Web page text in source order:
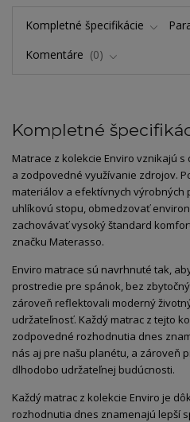
Kompletné špecifikácie
Komentáre
0
Kompletné
Matrace z kolekcie Enviro vznikajú
a zodpovedné využívanie zdrojov.
materiálov a efektívnych
uhlíkovú stopu, obmedzovať
zachovávať vysoký štandard
značku Materasso.
Enviro matrace sú navrhnuté tak,
prostredie pre spánok, bez
zároveň reflektovali moderný
udržateľnosť. Každý matrac z tejto
zodpovedné rozhodnutia dnes
nás aj pre našu planétu, a zároveň
dlhodobo udržateľnej budúcnosti.
Každý matrac z kolekcie Enviro je
rozhodnutia dnes znamenajú lepší